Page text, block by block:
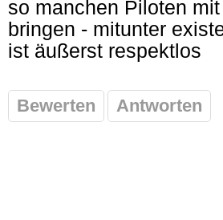
so manchen Piloten
bringen - mitunter
ist äußerst respektlos
Bewerten Antworten